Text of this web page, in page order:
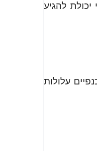
להגיע
עלולות